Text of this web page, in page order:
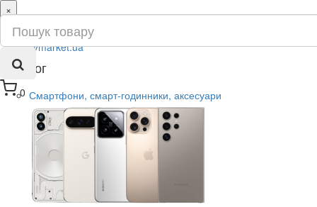
0
×
ru
ua
Каталог
Смартфони, смарт-годинники, аксесуари